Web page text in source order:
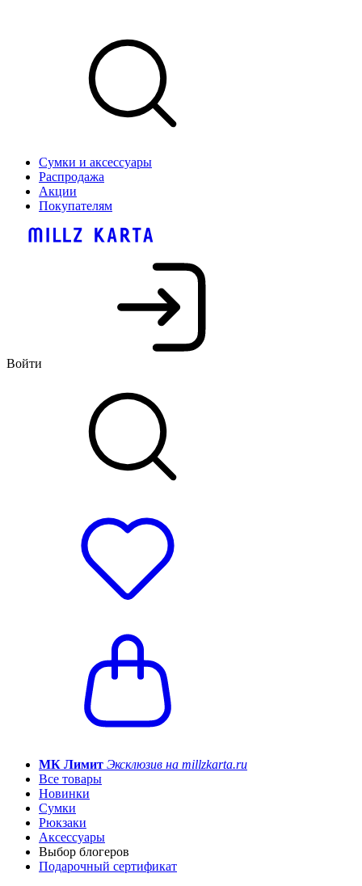
Сумки и аксессуары
Распродажа
Акции
Покупателям
Войти
МК Лимит Эксклюзив на millzkarta.ru
Все товары
Новинки
Сумки
Рюкзаки
Аксессуары
Выбор блогеров
Подарочный сертификат